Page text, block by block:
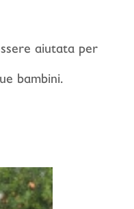
aiutata per
bambini.